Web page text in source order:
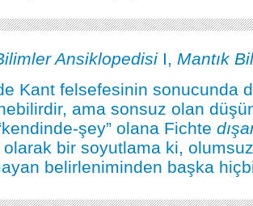
Ansiklopedisi I, Mantık
Kant felsefesinin sonucunda
ama sonsuz olan
şey” olana Fichte
olarak bir soyutlama ki,
belirleniminden başka